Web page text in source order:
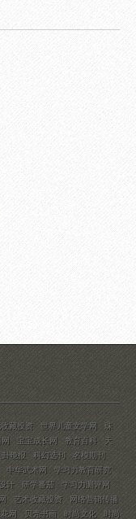
藏投资 世界儿童文学网
珠
宝宝成长网 教育百科
天
卦晚报 科幻选刊
名模期刊
中华武术网
学习力教育研究
计 研学番茄
学习力测评网
艺术收藏投资
网络营销传播
网 贝壳书画 时尚文化 时尚